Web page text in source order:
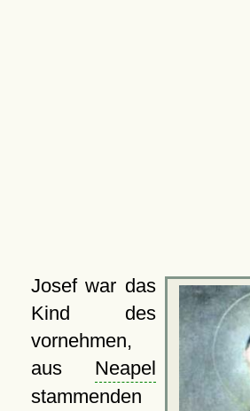
Josef war das
Kind des
vornehmen,
aus Neapel
stammenden